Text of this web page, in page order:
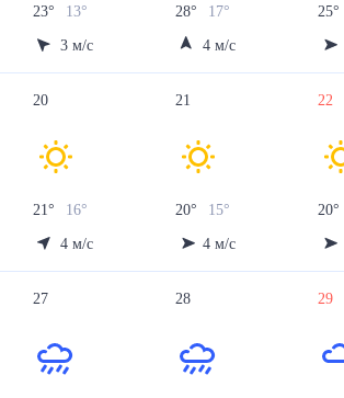
23° 13°
3 м/с
28° 17°
4 м/с
25°
20
21° 16°
4 м/с
21
20° 15°
4 м/с
22
20°
27 28 29